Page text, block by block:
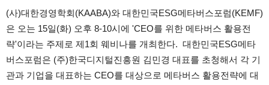
(사)대한경영학회(KAABA)와 대한민국ESG메타버스포럼(KEMF)
은 오는 15일(화) 오후 8-10시에 'CEO를 위한 메타버스 활용전
략'이라는 주제로 제1회 웨비나를 개최한다. 대한민국ESG메타
버스포럼은 (주)한국디지털진흥원 김민경 대표를 초청해서 각 기
관과 기업을 대표하는 CEO를 대상으로 메타버스 활용전략에 대